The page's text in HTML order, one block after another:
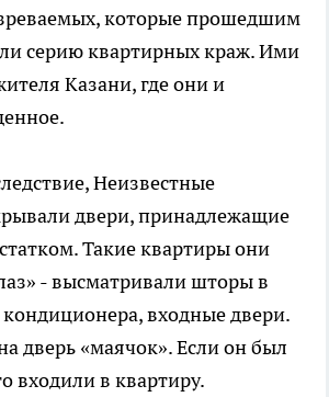
которые прошедшим
серию квартирных краж. Ими
Казани, где они и
Неизвестные
двери, принадлежащие
Такие квартиры они
- высматривали шторы в
входные двери.
дверь «маячок». Если он был
входили в квартиру.